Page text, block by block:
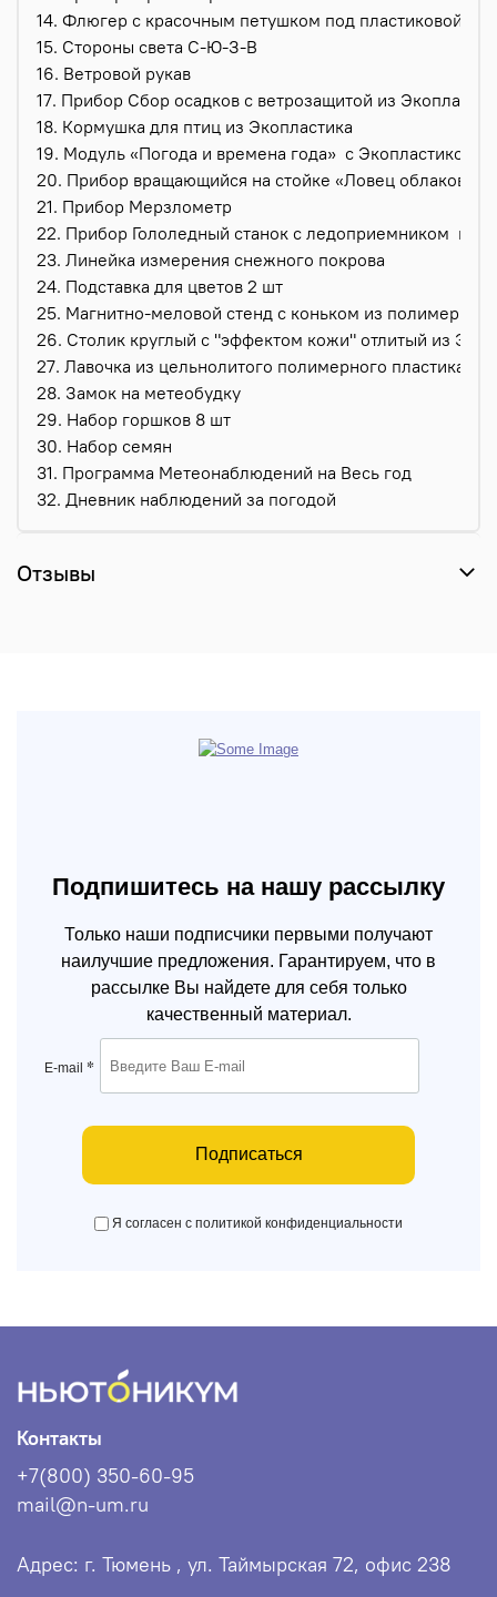
14. Флюгер с красочным петушком под пластиковой
15. Стороны света С-Ю-З-В
16. Ветровой рукав
17. Прибор Сбор осадков с ветрозащитой из
18. Кормушка для птиц из Экопластика
19. Модуль «Погода и времена года» с Экопластиком
20. Прибор вращающийся на стойке «Ловец облаков»
21. Прибор Мерзлометр
22. Прибор Гололедный станок с ледоприемником из
23. Линейка измерения снежного покрова
24. Подставка для цветов 2 шт
25. Магнитно-меловой стенд с коньком из
26. Столик круглый с "эффектом кожи" отлитый из
27. Лавочка из цельнолитого полимерного пластика
28. Замок на метеобудку
29. Набор горшков 8 шт
30. Набор семян
31. Программа Метеонаблюдений на Весь год
32. Дневник наблюдений за погодой
Отзывы
Подпишитесь на нашу рассылку
Только наши подписчики первыми получают
наилучшие предложения. Гарантируем, что в
рассылке Вы найдете для себя только
качественный материал.
E-mail *
Подписаться
Я согласен с политикой конфиденциальности
Контакты
+7(800) 350-60-95
mail@n-um.ru
Адрес: г. Тюмень , ул. Таймырская 72, офис 238